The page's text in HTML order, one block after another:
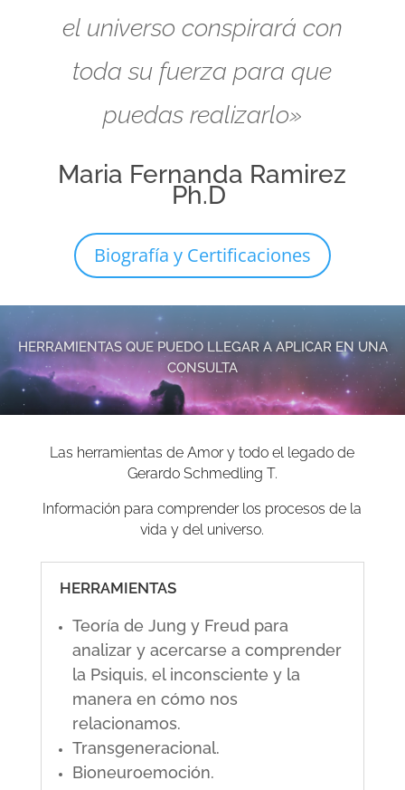
el universo conspirará con
toda su fuerza para que
puedas realizarlo»
Maria Fernanda Ramirez
Ph.D
Biografía y Certificaciones
HERRAMIENTAS QUE PUEDO LLEGAR A APLICAR EN UNA
CONSULTA
Las herramientas de Amor y todo el legado de
Gerardo Schmedling T.
Información para comprender los procesos de la
vida y del universo.
HERRAMIENTAS
Teoría de Jung y Freud para
analizar y acercarse a comprender
la Psiquis, el inconsciente y la
manera en cómo nos
relacionamos.
Transgeneracional.
Bioneuroemoción.